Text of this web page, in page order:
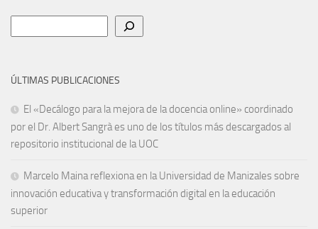
ÚLTIMAS PUBLICACIONES
El «Decálogo para la mejora de la docencia online» coordinado
por el Dr. Albert Sangrà es uno de los títulos más descargados al
repositorio institucional de la UOC
Marcelo Maina reflexiona en la Universidad de Manizales sobre
innovación educativa y transformación digital en la educación
superior